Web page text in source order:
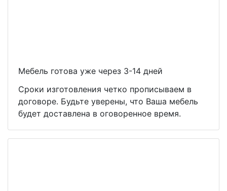
Мебель готова уже через 3-14 дней
Сроки изготовления четко прописываем в
договоре. Будьте уверены, что Ваша мебель
будет доставлена в оговоренное время.